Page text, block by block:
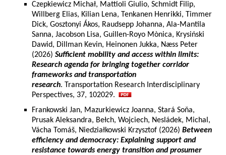
Czepkiewicz Michał, Mattioli Giulio, Schmidt Filip,
Willberg Elias, Kilian Lena, Tenkanen Henrikki, Timmer
Dick, Gosztonyi Ákos, Raudsepp Johanna, Ala-Mantila
Sanna, Jacobson Lisa, Guillen-Royo Mònica, Krysiński
Dawid, Dillman Kevin, Heinonen Jukka, Næss Peter
(2026) Sufficient mobility and access within limits:
Research agenda for bringing together corridor
frameworks and transportation
research. Transportation Research Interdisciplinary
Perspectives, 37, 102029.
Frankowski Jan, Mazurkiewicz Joanna, Stará Soňa,
Prusak Aleksandra, Bełch, Wojciech, Nesládek, Michal,
Vácha Tomáš, Niedziałkowski Krzysztof (2026) Between
efficiency and democracy: Explaining support and
resistance towards energy transition and prosumer